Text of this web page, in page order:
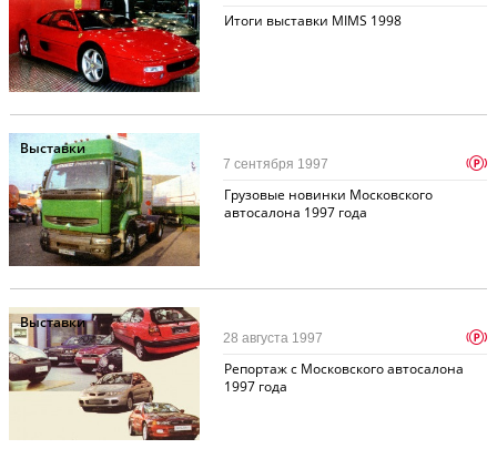
Итоги выставки MIMS 1998
Выставки
Грузовые новинки Московского
автосалона 1997 года
7 сентября 1997 p
Выставки
Репортаж с Московского автосалона
1997 года
28 августа 1997 p